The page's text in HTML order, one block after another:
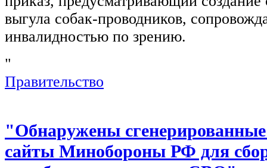
выгула собак-проводников,
инвалидностью по зрению.
"
Правительство
"Обнаружены
сайты Минобороны РФ для